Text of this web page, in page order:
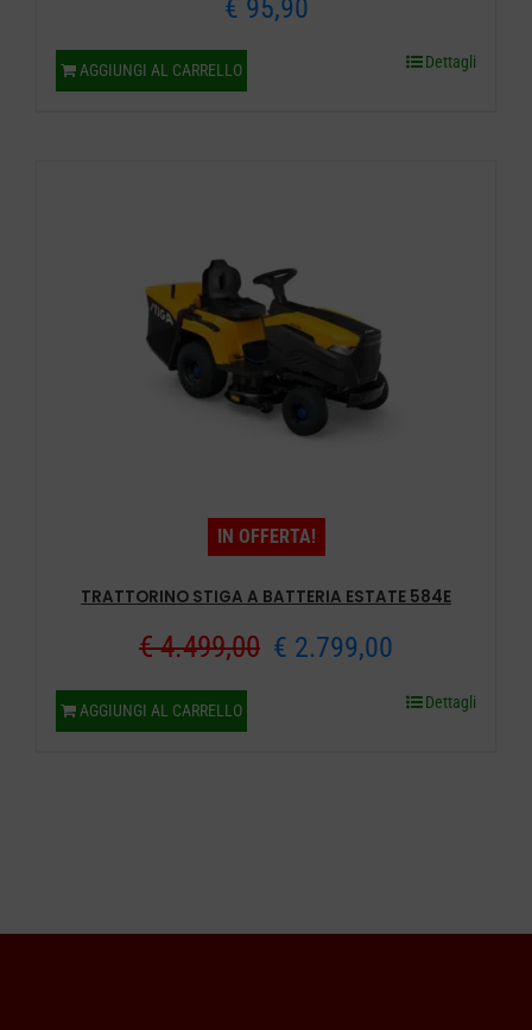
€ 95,90
AGGIUNGI AL CARRELLO Dettagli
IN OFFERTA!
TRATTORINO STIGA A BATTERIA ESTATE 584E
€4.499,00 Il
€ 2.799,00
prezzo
AGGIUNGI AL CARRELLO Dettagli